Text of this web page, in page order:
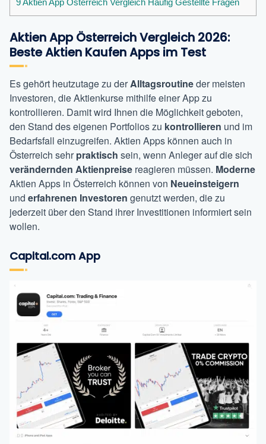
9Aktien App Österreich Vergleich Häufig Gestellte Fragen
Aktien App Österreich Vergleich 2026:
Beste Aktien Kaufen Apps im Test
Es gehört heutzutage zu derAlltagsroutineder meisten
Investoren, die Aktienkurse mithilfe einer App zu
kontrollieren. Damit wird Ihnen die Möglichkeit geboten,
den Stand des eigenen Portfolios zu kontrollieren und im
Bedarfsfall einzugreifen. Aktien Apps können auch in
Österreich sehrpraktisch sein, wenn Anleger auf die sich
verändernden Aktienpreise reagieren müssen. Moderne
Aktien Apps in Österreich können von Neueinsteigern
und erfahrenen Investoren genutzt werden, die zu
jederzeit über den Stand ihrer Investitionen informiert sein
wollen.
Capital.com App